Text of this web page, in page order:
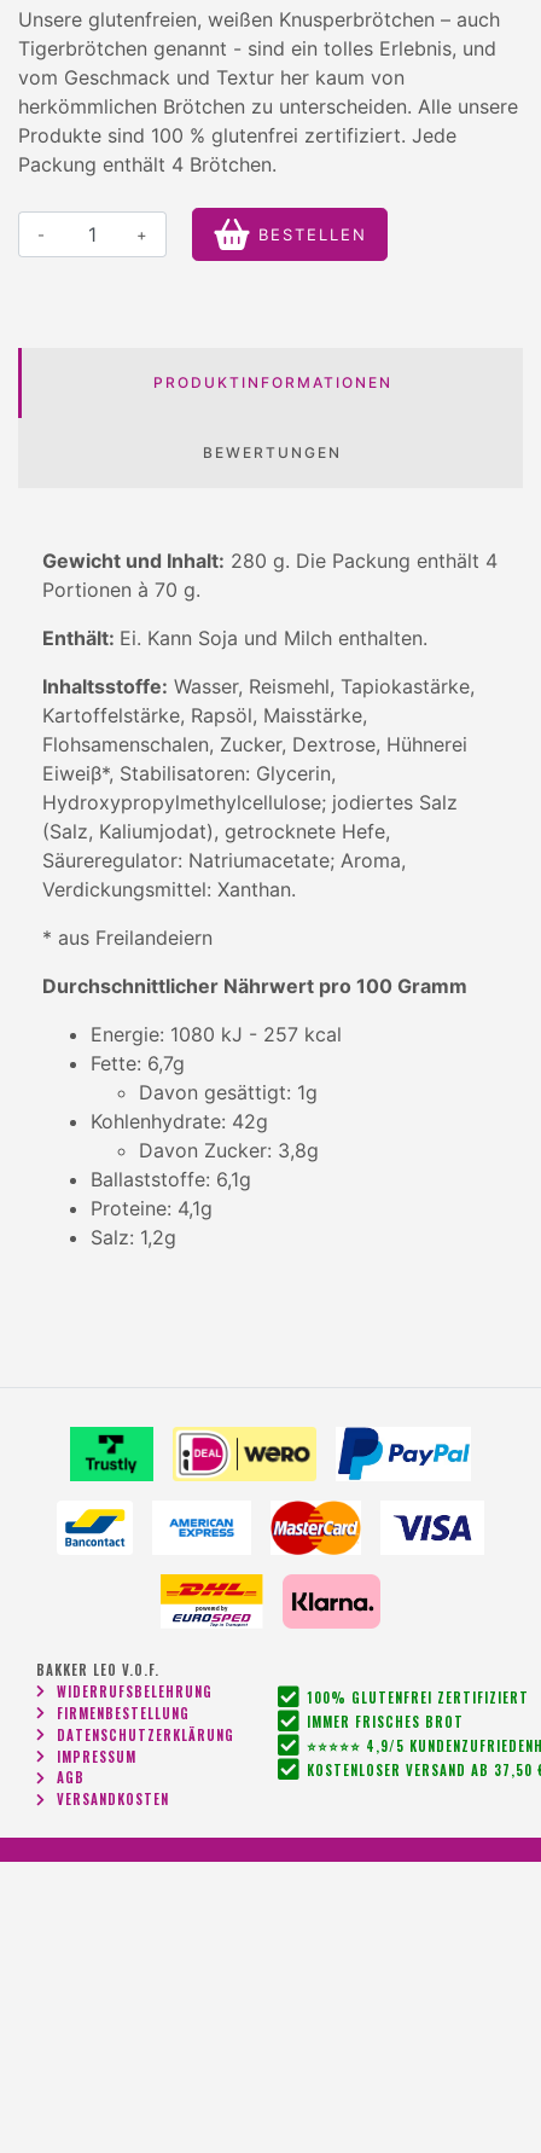
Unsere glutenfreien, weißen Knusperbrötchen – auch
Tigerbrötchen genannt - sind ein tolles Erlebnis, und
vom Geschmack und Textur her kaum von
herkömmlichen Brötchen zu unterscheiden. Alle unsere
Produkte sind 100 % glutenfrei zertifiziert. Jede
Packung enthält 4 Brötchen.
- + BESTELLEN
PRODUKTINFORMATIONEN
BEWERTUNGEN
Gewicht und Inhalt: 280 g. Die Packung enthält 4
Portionen à 70 g.
Enthält: Ei. Kann Soja und Milch enthalten.
Inhaltsstoffe: Wasser, Reismehl, Tapiokastärke,
Kartoffelstärke, Rapsöl, Maisstärke,
Flohsamenschalen, Zucker, Dextrose, Hühnerei
Eiweiβ*, Stabilisatoren: Glycerin,
Hydroxypropylmethylcellulose; jodiertes Salz
(Salz, Kaliumjodat), getrocknete Hefe,
Säureregulator: Natriumacetate; Aroma,
Verdickungsmittel: Xanthan.
* aus Freilandeiern
Durchschnittlicher Nährwert pro 100 Gramm
Energie: 1080 kJ - 257 kcal
Fette: 6,7g
Davon gesättigt: 1g
Kohlenhydrate: 42g
Davon Zucker: 3,8g
Ballaststoffe: 6,1g
Proteine: 4,1g
Salz: 1,2g
BAKKER LEO V.O.F.
WIDERRUFSBELEHRUNG
FIRMENBESTELLUNG
DATENSCHUTZERKLÄRUNG
IMPRESSUM
AGB
VERSANDKOSTEN
100% GLUTENFREI ZERTIFIZIERT
IMMER FRISCHES BROT
⭐⭐⭐⭐⭐ 4,9/5
KOSTENLOSER VERSAND AB 37,50